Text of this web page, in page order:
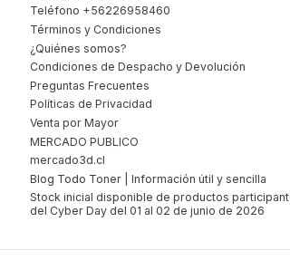
Teléfono +56226958460
Términos y Condiciones
¿Quiénes somos?
Condiciones de Despacho y Devolución
Preguntas Frecuentes
Políticas de Privacidad
Venta por Mayor
MERCADO PUBLICO
mercado3d.cl
Blog Todo Toner | Información útil y sencilla
Stock inicial disponible de productos
del Cyber Day del 01 al 02 de junio de 2026